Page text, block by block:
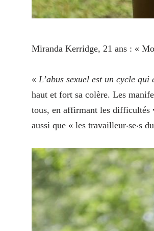
Miranda Kerridge, 21 ans : «
« L’abus sexuel est un cycle qui
haut et fort sa colère. Les
tous, en affirmant les difficultés
aussi que « les travailleur‧se‧s